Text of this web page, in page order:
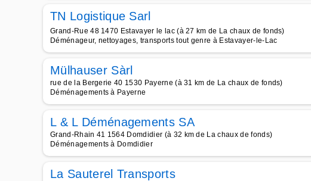
TN Logistique Sarl
Grand-Rue 48 1470 Estavayer le lac (à 27 km de La chaux de fonds)
Déménageur, nettoyages, transports tout genre à Estavayer-le-Lac
Mülhauser Sàrl
rue de la Bergerie 40 1530 Payerne (à 31 km de La chaux de fonds)
Déménagements à Payerne
L & L Déménagements SA
Grand-Rhain 41 1564 Domdidier (à 32 km de La chaux de fonds)
Déménagements à Domdidier
La Sauterel Transports